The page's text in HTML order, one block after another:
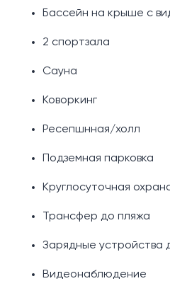
Бассейн на крыше с
2 спортзала
Сауна
Коворкинг
Ресепшнная/холл
Подземная парковка
Круглосуточная
Трансфер до пляжа
Зарядные устройства
Видеонаблюдение